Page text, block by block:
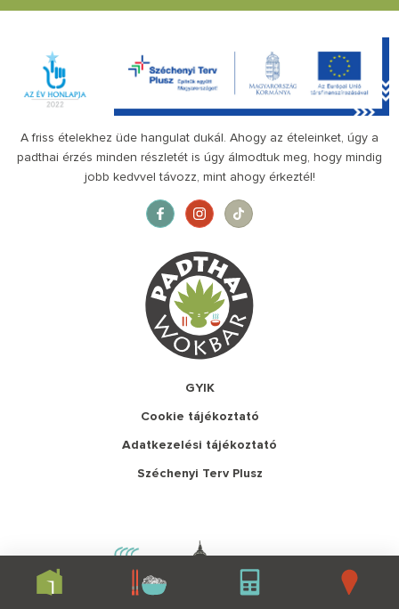
A friss ételekhez üde hangulat dukál. Ahogy az ételeinket, úgy a
padthai érzés minden részletét is úgy álmodtuk meg, hogy mindig
jobb kedvvel távozz, mint ahogy érkeztél!
GYIK
Cookie tájékoztató
Adatkezelési tájékoztató
Széchenyi Terv Plusz